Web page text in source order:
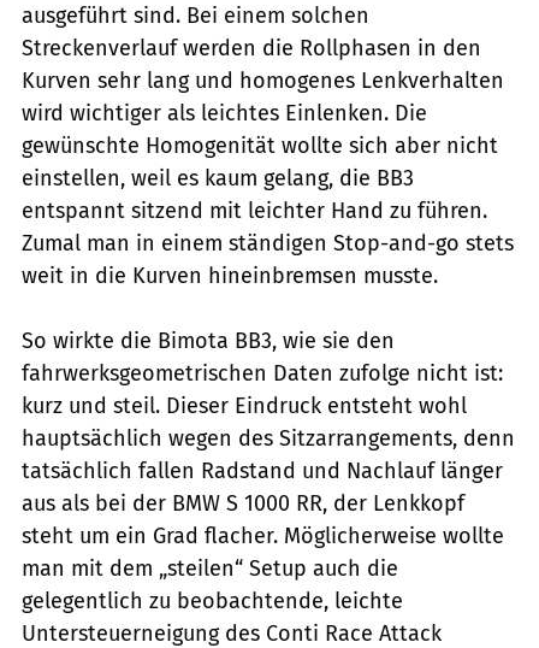
ausgeführt sind. Bei einem solchen
Streckenverlauf werden die Rollphasen in den
Kurven sehr lang und homogenes Lenkverhalten
wird wichtiger als leichtes Einlenken. Die
gewünschte Homogenität wollte sich aber nicht
einstellen, weil es kaum gelang, die BB3
entspannt sitzend mit leichter Hand zu führen.
Zumal man in einem ständigen Stop-and-go stets
weit in die Kurven hineinbremsen musste.
So wirkte die Bimota BB3, wie sie den
fahrwerksgeometrischen Daten zufolge nicht ist:
kurz und steil. Dieser Eindruck entsteht wohl
hauptsächlich wegen des Sitzarrangements, denn
tatsächlich fallen Radstand und Nachlauf länger
aus als bei der BMW S 1000 RR, der Lenkkopf
steht um ein Grad flacher. Möglicherweise wollte
man mit dem „steilen“ Setup auch die
gelegentlich zu beobachtende, leichte
Untersteuerneigung des Conti Race Attack